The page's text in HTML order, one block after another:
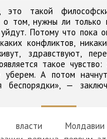
это такой
о том, нужны ли только
Потому что пока
конфликтов,
здравствуют,
такое чувство:
уберем. А потом начнут
беспорядки», —
власти